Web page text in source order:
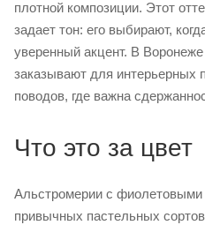
плотной композиции. Этот
задает тон: его выбирают,
уверенный акцент. В Воронеже
заказывают для интерьерных
поводов, где важна
Что это за цвет
Альстромерии с фиолетовыми
привычных пастельных